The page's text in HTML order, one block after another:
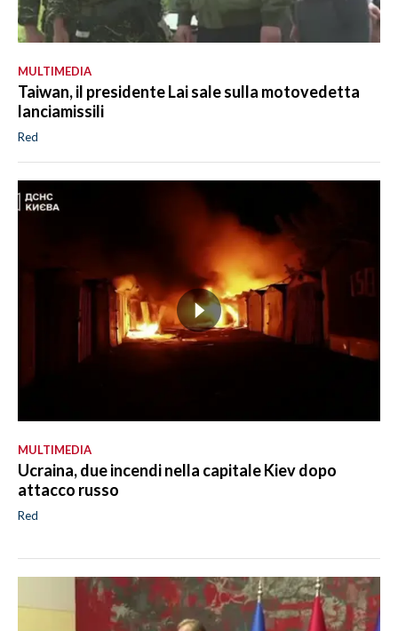
MULTIMEDIA
Taiwan, il presidente Lai sale sulla motovedetta
lanciamissili
Red
MULTIMEDIA
Ucraina, due incendi nella capitale Kiev dopo
attacco russo
Red